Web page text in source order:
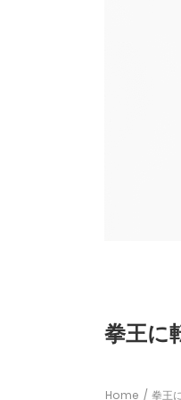
拳王に
Home 拳王